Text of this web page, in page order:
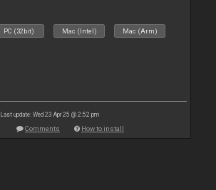
PC (32bit) Mac (Intel) Mac (Arm)
Last update: Wed 23 Apr 25 @ 2:52 pm
Comments How to install